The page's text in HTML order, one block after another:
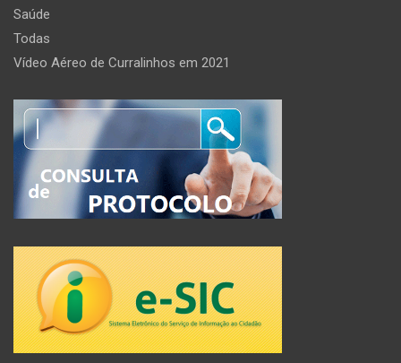
Saúde
Todas
Vídeo Aéreo de Curralinhos em 2021